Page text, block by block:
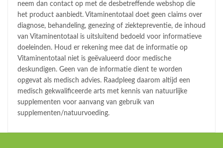
neem dan contact op met de desbetreffende webshop die
het product aanbiedt. Vitaminentotaal doet geen claims over
diagnose, behandeling, genezing of ziektepreventie, de inhoud
van Vitaminentotaal is uitsluitend bedoeld voor informatieve
doeleinden. Houd er rekening mee dat de informatie op
Vitaminentotaal niet is geëvalueerd door medische
deskundigen. Geen van de informatie dient te worden
opgevat als medisch advies. Raadpleeg daarom altijd een
medisch gekwalificeerde arts met kennis van natuurlijke
supplementen voor aanvang van gebruik van
supplementen/natuurvoeding.